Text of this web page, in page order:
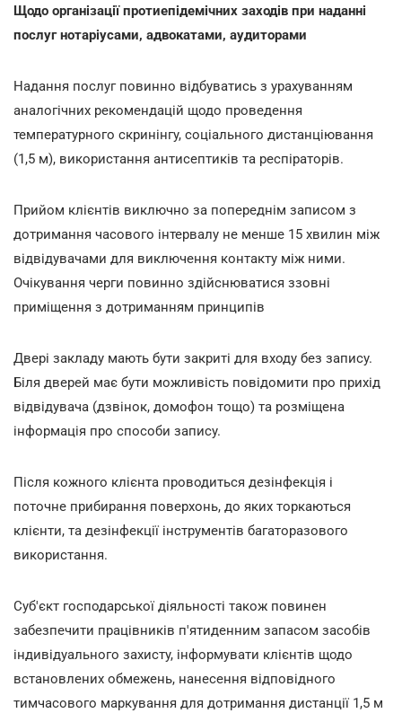
Щодо організації протиепідемічних заходів при наданні
послуг нотаріусами, адвокатами, аудиторами
Надання послуг повинно відбуватись з урахуванням
аналогічних рекомендацій щодо проведення
температурного скринінгу, соціального дистанціювання
(1,5 м), використання антисептиків та респіраторів.
Прийом клієнтів виключно за попереднім записом з
дотримання часового інтервалу не менше 15 хвилин між
відвідувачами для виключення контакту між ними.
Очікування черги повинно здійснюватися ззовні
приміщення з дотриманням принципів
Двері закладу мають бути закриті для входу без запису.
Біля дверей має бути можливість повідомити про прихід
відвідувача (дзвінок, домофон тощо) та розміщена
інформація про способи запису.
Після кожного клієнта проводиться дезінфекція і
поточне прибирання поверхонь, до яких торкаються
клієнти, та дезінфекції інструментів багаторазового
використання.
Суб'єкт господарської діяльності також повинен
забезпечити працівників п'ятиденним запасом засобів
індивідуального захисту, інформувати клієнтів щодо
встановлених обмежень, нанесення відповідного
тимчасового маркування для дотримання дистанції 1,5 м